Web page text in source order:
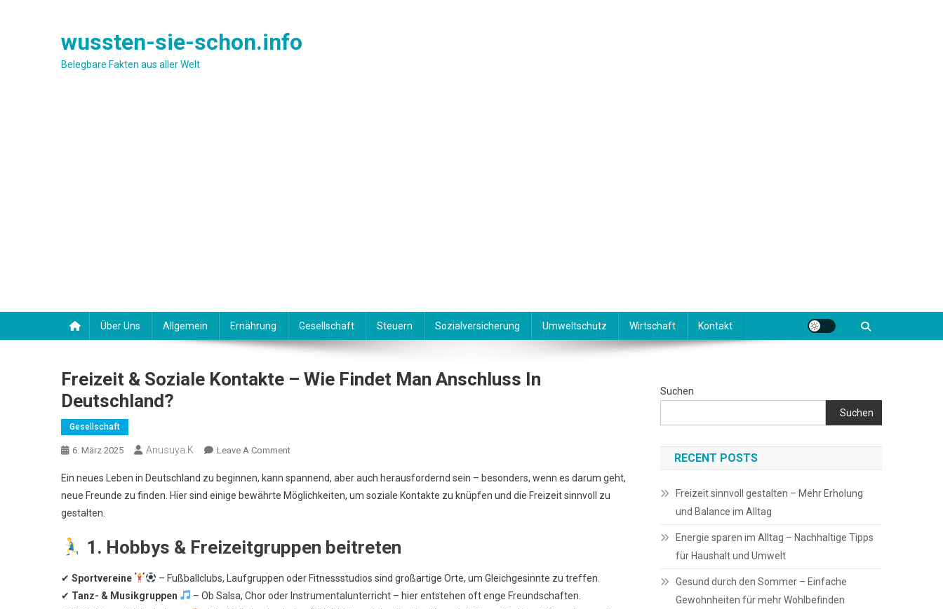
wussten-sie-schon.info
Belegbare Fakten aus aller Welt
Über Uns Allgemein Ernährung Gesellschaft Steuern Sozialversicherung Umweltschutz Wirtschaft Kontakt
Freizeit & Soziale Kontakte – Wie Findet Man Anschluss In
Deutschland?
Gesellschaft
6. März 2025 Anusuya.k Leave A CommentOn
&
Soziale
Wie
Man
Anschluss
Ein neues Leben in Deutschland zu beginnen, kann spannend, aber auch herausfordernd sein – besonders, wenn es darum geht,
neue Freunde zu finden. Hier sind einige bewährte Möglichkeiten, um soziale Kontakte zu knüpfen und die Freizeit sinnvoll zu
gestalten.
1. Hobbys & Freizeitgruppen beitreten
✔ Sportvereine
– Fußballclubs, Laufgruppen oder Fitnessstudios sind großartige Orte, um Gleichgesinnte zu treffen.
✔ Tanz- & Musikgruppen
– Ob Salsa, Chor oder Instrumentalunterricht – hier entstehen oft enge Freundschaften.
Suchen
Suchen
RECENT POSTS
Freizeit sinnvoll gestalten – Mehr Erholung
und Balance im Alltag
Energie sparen im Alltag – Nachhaltige Tipps
für Haushalt und Umwelt
Gesund durch den Sommer – Einfache
Gewohnheiten für mehr Wohlbefinden